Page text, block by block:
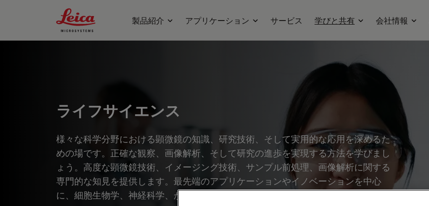
Leica Microsystems Logo
製品紹介 アプリケーション サービス 学びと共有 会社情報
ライフサイエンス
様々な科学分野における顕微鏡の知識、研究技術、そして実用的な応用を深めるた
めの場です。正確な観察、画像解析、そして研究の進歩を実現する方法を学びまし
ょう。高度な顕微鏡技術、イメージング技術、サンプル前処理、画像解析に関する
専門的な知見を提供します。最先端のアプリケーションやイノベーションを中心
に、細胞生物学、神経科学、がん研究などの分野を幅広くカバーしています。